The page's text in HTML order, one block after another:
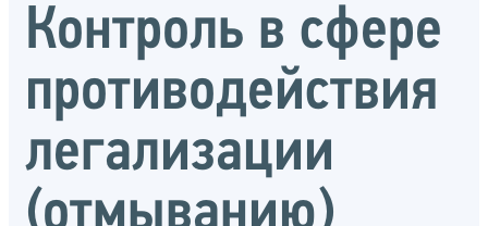
Контроль в сфере
противодействия
легализации